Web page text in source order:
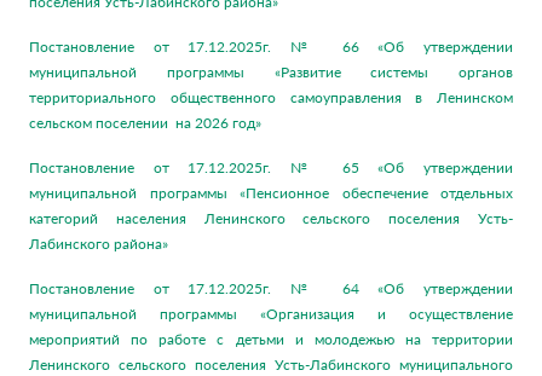
Постановление от 17.12.2025г. № 66 «Об утверждении
муниципальной программы «Развитие системы органов
территориального общественного самоуправления в Ленинском
сельском поселении на 2026 год»
Постановление от 17.12.2025г. № 65 «Об утверждении
муниципальной программы «Пенсионное обеспечение отдельных
категорий населения Ленинского сельского поселения Усть-
Лабинского района»
Постановление от 17.12.2025г. № 64 «Об утверждении
муниципальной программы «Организация и осуществление
мероприятий по работе с детьми и молодежью на территории
Ленинского сельского поселения Усть-Лабинского муниципального